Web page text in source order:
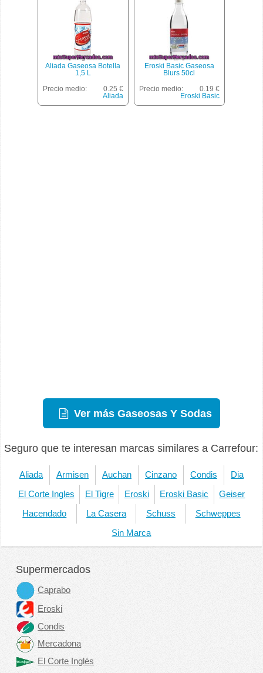
Aliada Gaseosa Botella
1,5 L
Precio medio:
0.25 €
Aliada
Eroski Basic Gaseosa
Blurs 50cl
Precio medio:
0.19 €
Eroski Basic
Ver más Gaseosas Y Sodas
Seguro que te interesan marcas similares a Carrefour:
Aliada Armisen Auchan Cinzano Condis Dia
El Corte Ingles El Tigre Eroski Eroski Basic Geiser
Hacendado La Casera Schuss Schweppes
Sin Marca
Supermercados
Caprabo
Eroski
Condis
Mercadona
El Corte Inglés